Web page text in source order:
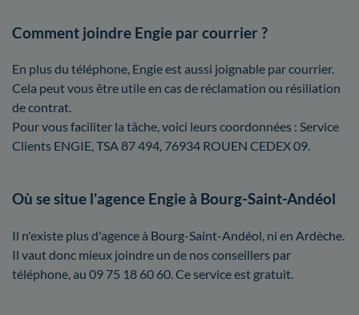
Comment joindre Engie par courrier ?
En plus du téléphone, Engie est aussi joignable par courrier.
Cela peut vous être utile en cas de réclamation ou résiliation
de contrat.
Pour vous faciliter la tâche, voici leurs coordonnées : Service
Clients ENGIE, TSA 87 494, 76934 ROUEN CEDEX 09.
Où se situe l'agence Engie à Bourg-Saint-Andéol
Il n'existe plus d'agence à Bourg-Saint-Andéol, ni en Ardèche.
Il vaut donc mieux joindre un de nos conseillers par
téléphone, au 09 75 18 60 60. Ce service est gratuit.